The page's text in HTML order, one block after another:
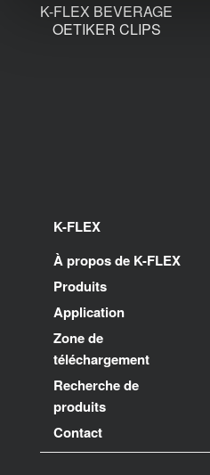
K-FLEX BEVERAGE
OETIKER CLIPS
K-FLEX
À propos de K-FLEX
Produits
Application
Zone de
téléchargement
Recherche de
produits
Contact